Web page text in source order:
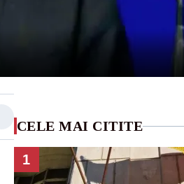
CELE MAI CITITE
1